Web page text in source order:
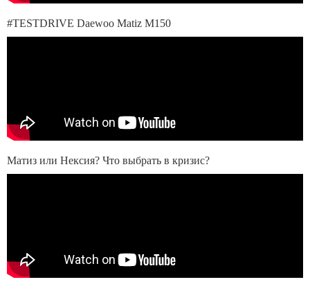
#TESTDRIVE Daewoo Matiz M150
Матиз или Нексия? Что выбрать в кризис?